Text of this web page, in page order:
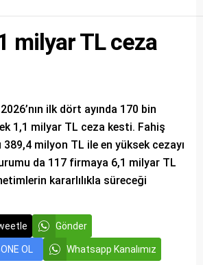
milyar TL ceza
ilk dört ayında 170 bin
1,1 milyar TL ceza kesti. Fahiş
milyon TL ile en yüksek cezayı
da 117 firmaya 6,1 milyar TL
kararlılıkla süreceği
Gönder
OL Whatsapp Kanalımız